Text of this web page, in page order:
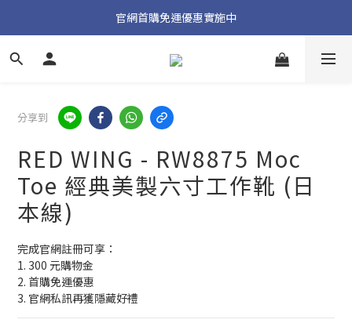
加入官方 LINE 獲取隱藏好禮
官網首購免運優惠實施中
加入官方 LINE 獲取隱藏好禮
分享到
RED WING - RW8875 Moc
Toe 經典美製六寸工作靴 (日
本線)
完成官網註冊可享：
1. 300 元購物金
2. 首購免運優惠
3. 官網私訊再獲隱藏好禮